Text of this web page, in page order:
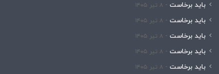
باید برخاست ۸ تیر ۱۴۰۵
باید برخاست ۸ تیر ۱۴۰۵
باید برخاست ۸ تیر ۱۴۰۵
باید برخاست ۸ تیر ۱۴۰۵
باید برخاست ۸ تیر ۱۴۰۵